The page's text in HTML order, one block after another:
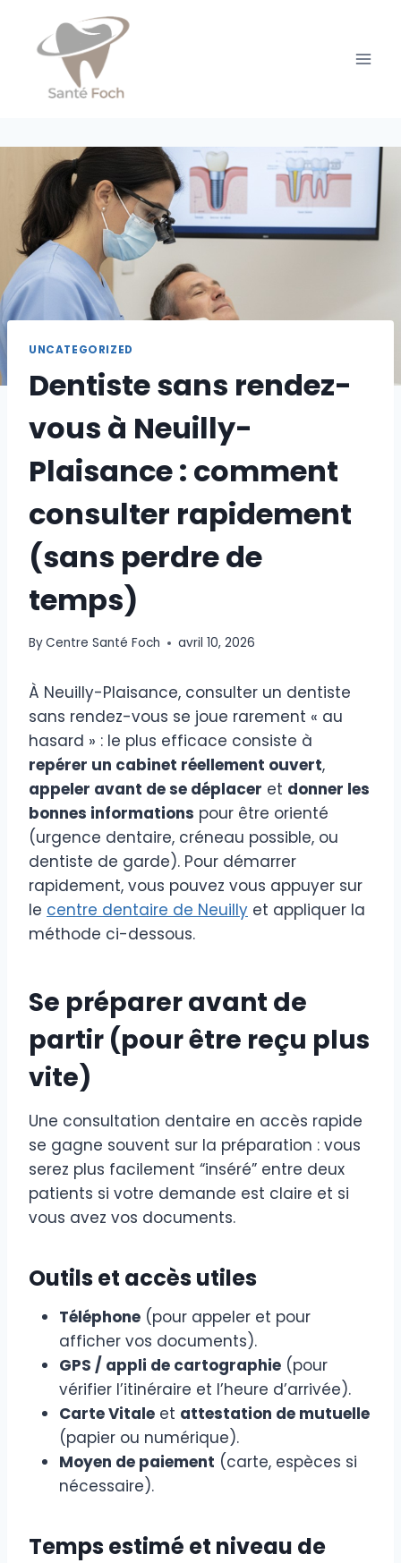
content
UNCATEGORIZED
Dentiste sans rendez-
vous à Neuilly-
Plaisance : comment
consulter rapidement
(sans perdre de
temps)
ByCentre Santé Foch avril 10, 2026
À Neuilly-Plaisance, consulter un dentiste
sans rendez-vous se joue rarement « au
hasard » : le plus efficace consiste à
repérer un cabinet réellement ouvert,
appeler avant de se déplacer et donner les
bonnes informations pour être orienté
(urgence dentaire, créneau possible, ou
dentiste de garde). Pour démarrer
rapidement, vous pouvez vous appuyer sur
le centre dentaire de Neuilly et appliquer la
méthode ci-dessous.
Se préparer avant de
partir (pour être reçu plus
vite)
Une consultation dentaire en accès rapide
se gagne souvent sur la préparation : vous
serez plus facilement “inséré” entre deux
patients si votre demande est claire et si
vous avez vos documents.
Outils et accès utiles
Téléphone (pour appeler et pour
afficher vos documents).
GPS / appli de cartographie (pour
vérifier l’itinéraire et l’heure d’arrivée).
Carte Vitale et attestation de mutuelle
(papier ou numérique).
Moyen de paiement (carte, espèces si
nécessaire).
Temps estimé et niveau de